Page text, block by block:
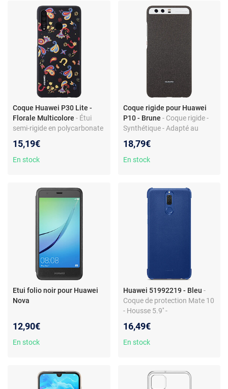
Coque Huawei P30 Lite -
Florale Multicolore - Étui
semi-rigide en polycarbonate
- Protection sûre
15,19€
En stock
Coque rigide pour Huawei
P10 - Brune - Coque rigide -
Synthétique - Adapté au
premium
18,79€
En stock
Etui folio noir pour Huawei
Nova
12,90€
En stock
Huawei 51992219 - Bleu -
Coque de protection Mate 10
- Housse 5.9'' -
16,49€
En stock